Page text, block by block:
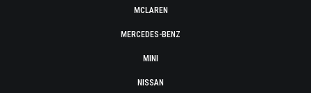
MCLAREN
MERCEDES-BENZ
MINI
NISSAN